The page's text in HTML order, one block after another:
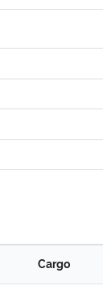
Cargo